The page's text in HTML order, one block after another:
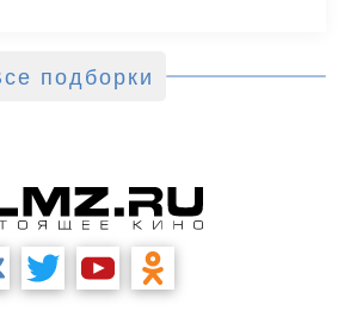
подборки